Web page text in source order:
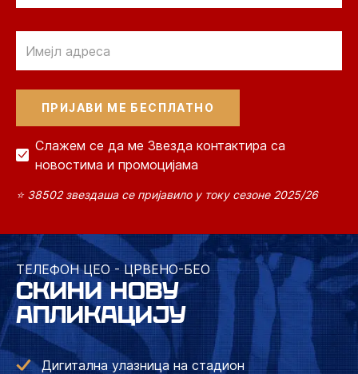
Слажем се да ме Звезда контактира са
новостима и промоцијама
⭐ 38502 звездаша се пријавило у току сезоне 2025/26
ТЕЛЕФОН ЦЕО - ЦРВЕНО-БЕО
СКИНИ НОВУ
АПЛИКАЦИЈУ
Дигитална улазница на стадион